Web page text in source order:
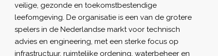
veilige, gezonde en toekomstbestendige
leefomgeving. De organisatie is een van de grotere
spelers in de Nederlandse markt voor technisch
advies en engineering, met een sterke focus op
infrastructuur, ruimtelijke ordening, waterbeheer en